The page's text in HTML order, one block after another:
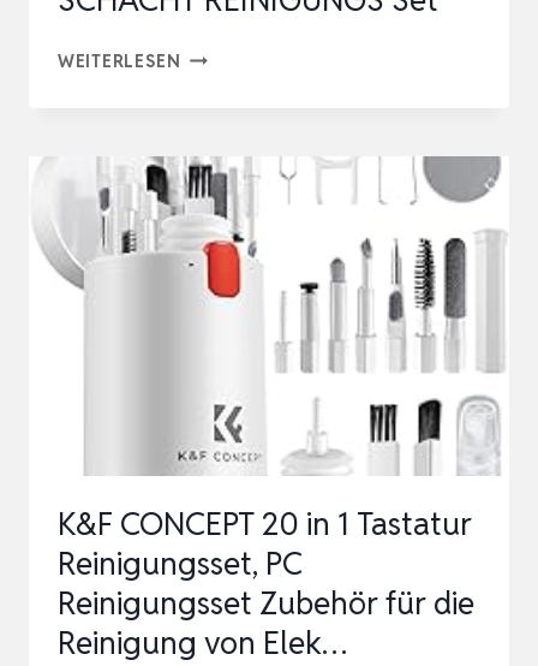
WEITERLESEN ALETO
EINSPRITZDÜSEN
DICHTSITZ
WERKZEUG
INJEKTOR
REINIGUNGS
K&F CONCEPT 20 in 1 Tastatur
Reinigungsset, PC
Reinigungsset Zubehör für die
Reinigung von Elek…